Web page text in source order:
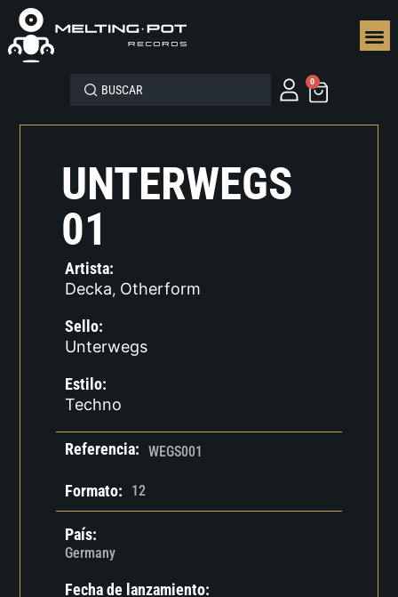
0
UNTERWEGS
01
Artista:
Decka, Otherform
Sello:
Unterwegs
Estilo:
Techno
Referencia: WEGS001
Formato: 12
País:
Germany
Fecha de lanzamiento: